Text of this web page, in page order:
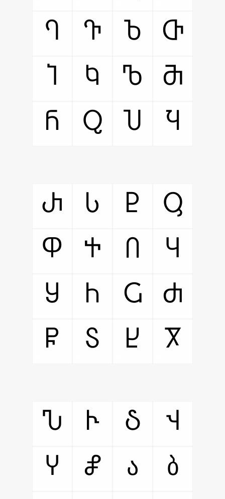
Ⴄ
Ⴅ Ⴆ
Ⴇ
Ⴈ
Ⴉ Ⴊ
Ⴋ
Ⴌ
Ⴍ Ⴎ Ⴏ
Ⴐ Ⴑ Ⴒ
Ⴓ
Ⴔ
Ⴕ Ⴖ
Ⴗ
Ⴘ
Ⴙ Ⴚ
Ⴛ
Ⴜ
Ⴝ Ⴞ Ⴟ
Ⴠ Ⴡ Ⴢ
Ⴣ
Ⴤ
Ⴥ ა
ბ